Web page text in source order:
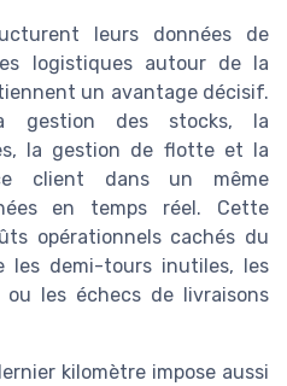
leurs données de
logistiques autour de la
un avantage décisif.
gestion des stocks, la
la gestion de flotte et la
client dans un même
en temps réel. Cette
opérationnels cachés du
les demi-tours inutiles, les
les échecs de livraisons
kilomètre impose aussi